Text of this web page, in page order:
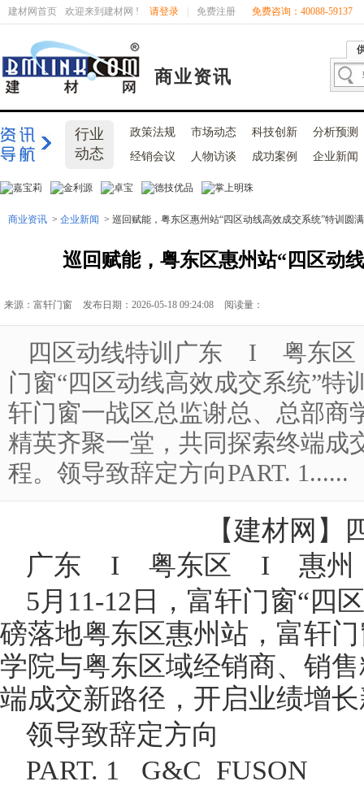
建材网首页 欢迎来到建材网 ! 请登录 免费注册 免费咨询：40088-59137
商业资讯
行业
动态
政策法规 市场动态 科技创新
分析预测
经销会议
人物访谈 成功案例 企业新闻
商业资讯 > 企业新闻 > 巡回赋能，粤东区惠州站“四区动线高效成交系统”特训圆
巡回赋能，粤东区惠州站“四区动
来源：富轩门窗 发布日期：2026-05-18 09:24:08 阅读量：
四区动线特训广东 I 粤东
门窗“四区动线高效成交系统”特
轩门窗一战区总监谢总、总部商
精英齐聚一堂，共同探索终端成
程。领导致辞定方向PART. 1......
【建材网 】
广东 I 粤东区 I 惠
5月11-12日，富轩门窗“四
磅落地粤东区惠州站，富轩门
学院与粤东区域经销商、销
端成交新路径，开启业绩增
领导致辞定方向
PART. 1 G&C FUSON